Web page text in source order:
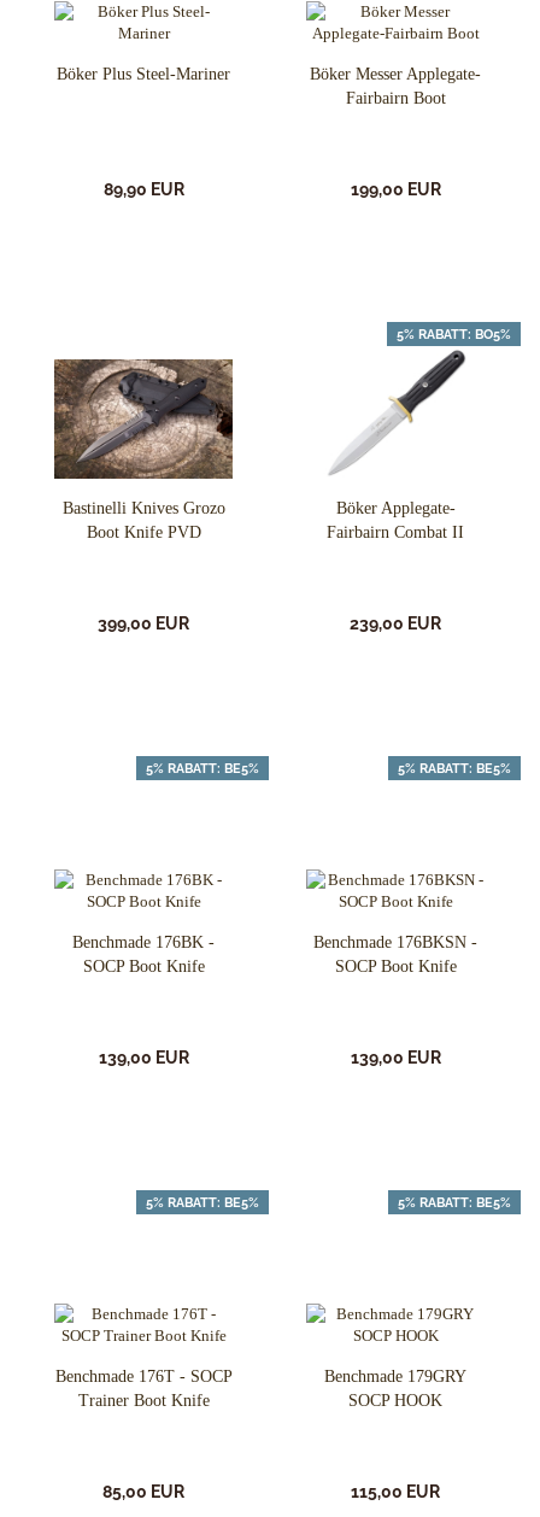
Böker Plus Steel-Mariner
89,90 EUR
Böker Messer Applegate-
Fairbairn Boot
199,00 EUR
Bastinelli Knives Grozo
Boot Knife PVD
399,00 EUR
5% RABATT: BO5%
Böker Applegate-
Fairbairn Combat II
239,00 EUR
5% RABATT: BE5%
Benchmade 176BK -
SOCP Boot Knife
139,00 EUR
5% RABATT: BE5%
Benchmade 176BKSN -
SOCP Boot Knife
139,00 EUR
5% RABATT: BE5%
Benchmade 176T - SOCP
Trainer Boot Knife
85,00 EUR
5% RABATT: BE5%
Benchmade 179GRY
SOCP HOOK
115,00 EUR